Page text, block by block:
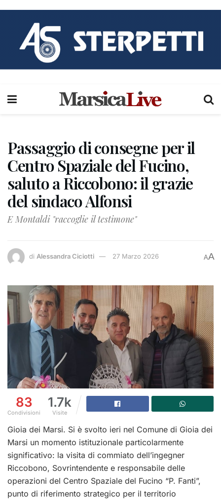
Passaggio di consegne per il
Centro Spaziale del Fucino,
saluto a Riccobono: il grazie
del sindaco Alfonsi
E Montaldi "raccoglie il testimone"
di Alessandra Ciciotti 27 Marzo 2026 AA
83
Condivisioni
1.7k
Visite
Gioia dei Marsi. Si è svolto ieri nel Comune di Gioia dei
Marsi un momento istituzionale particolarmente
significativo: la visita di commiato dell’ingegner
Riccobono, Sovrintendente e responsabile delle
operazioni del Centro Spaziale del Fucino “P. Fanti”,
punto di riferimento strategico per il territorio